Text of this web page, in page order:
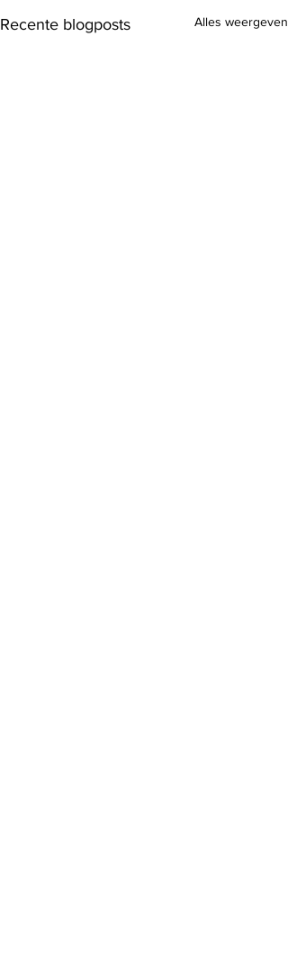
Recente blogposts Alles weergeven